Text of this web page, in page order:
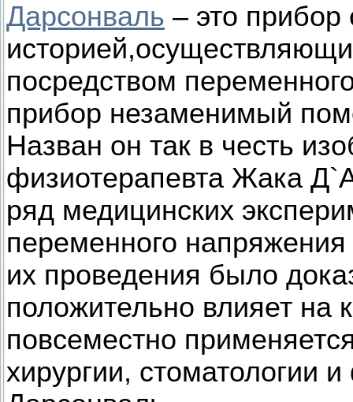
Дарсонваль – это прибор
посредством
прибор незаменимый
Назван он так в честь
физиотерапевта Жака
ряд медицинских
переменного
их проведения было
положительно влияет на
повсеместно
хирургии, стоматологии